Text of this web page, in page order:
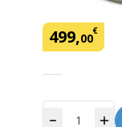
499,00€